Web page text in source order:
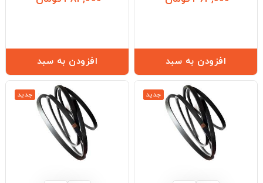
افزودن به سبد افزودن به سبد
جدید جدید